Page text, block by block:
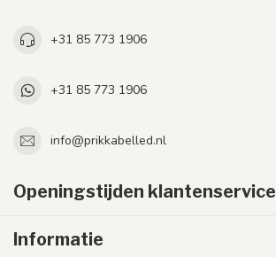
+31 85 773 1906
+31 85 773 1906
info@prikkabelled.nl
Openingstijden klantenservice
Informatie